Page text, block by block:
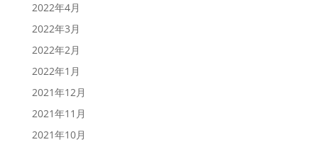
2022年4月
2022年3月
2022年2月
2022年1月
2021年12月
2021年11月
2021年10月